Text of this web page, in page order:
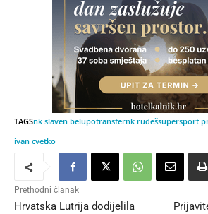
TAGSnk slaven belupotransfernk rudešsupersport
ivan cvetko
Prethodni članak
Hrvatska Lutrija dodijelila